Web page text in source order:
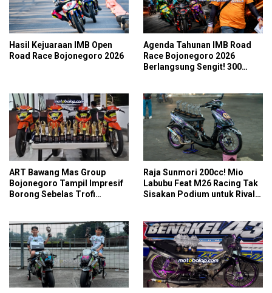
Hasil Kejuaraan IMB Open
Road Race Bojonegoro 2026
Agenda Tahunan IMB Road
Race Bojonegoro 2026
Berlangsung Sengit! 300
ART Bawang Mas Group
Bojonegoro Tampil Impresif
Borong Sebelas Trofi
Raja Sunmori 200cc! Mio
Labubu Feat M26 Racing Tak
Sisakan Podium untuk Rival